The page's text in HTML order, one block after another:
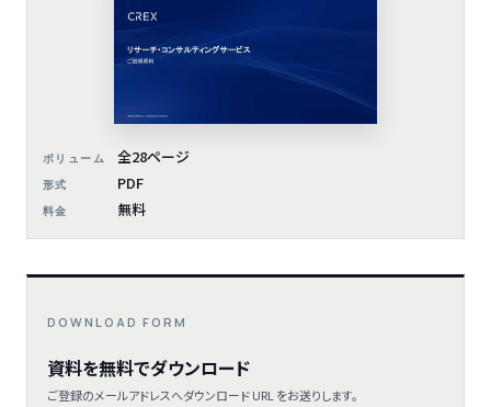
ボリューム 全28ページ
形式 PDF
料金 無料
DOWNLOAD FORM
資料を無料でダウンロード
ご登録のメールアドレスへダウンロード URL をお送りします。